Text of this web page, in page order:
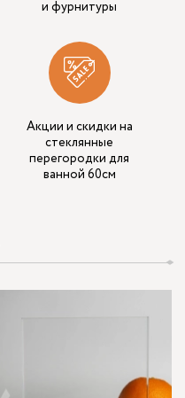
и фурнитуры
Акции и скидки на
стеклянные
перегородки для
ванной 60см